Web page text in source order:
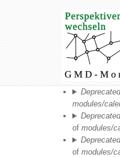
Main
navigation
modules/
of modules/
of modules/
04
05
06
07
08